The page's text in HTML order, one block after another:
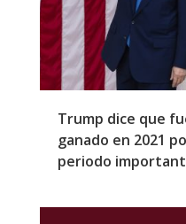
Trump dice que
ganado en 2021
periodo